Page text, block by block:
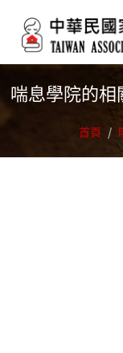
喘息學院的相
首頁 /